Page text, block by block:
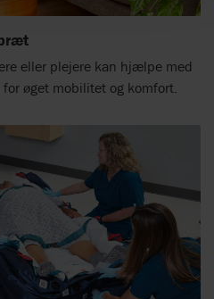
eller plejere kan hjælpe med
øget mobilitet og komfort.